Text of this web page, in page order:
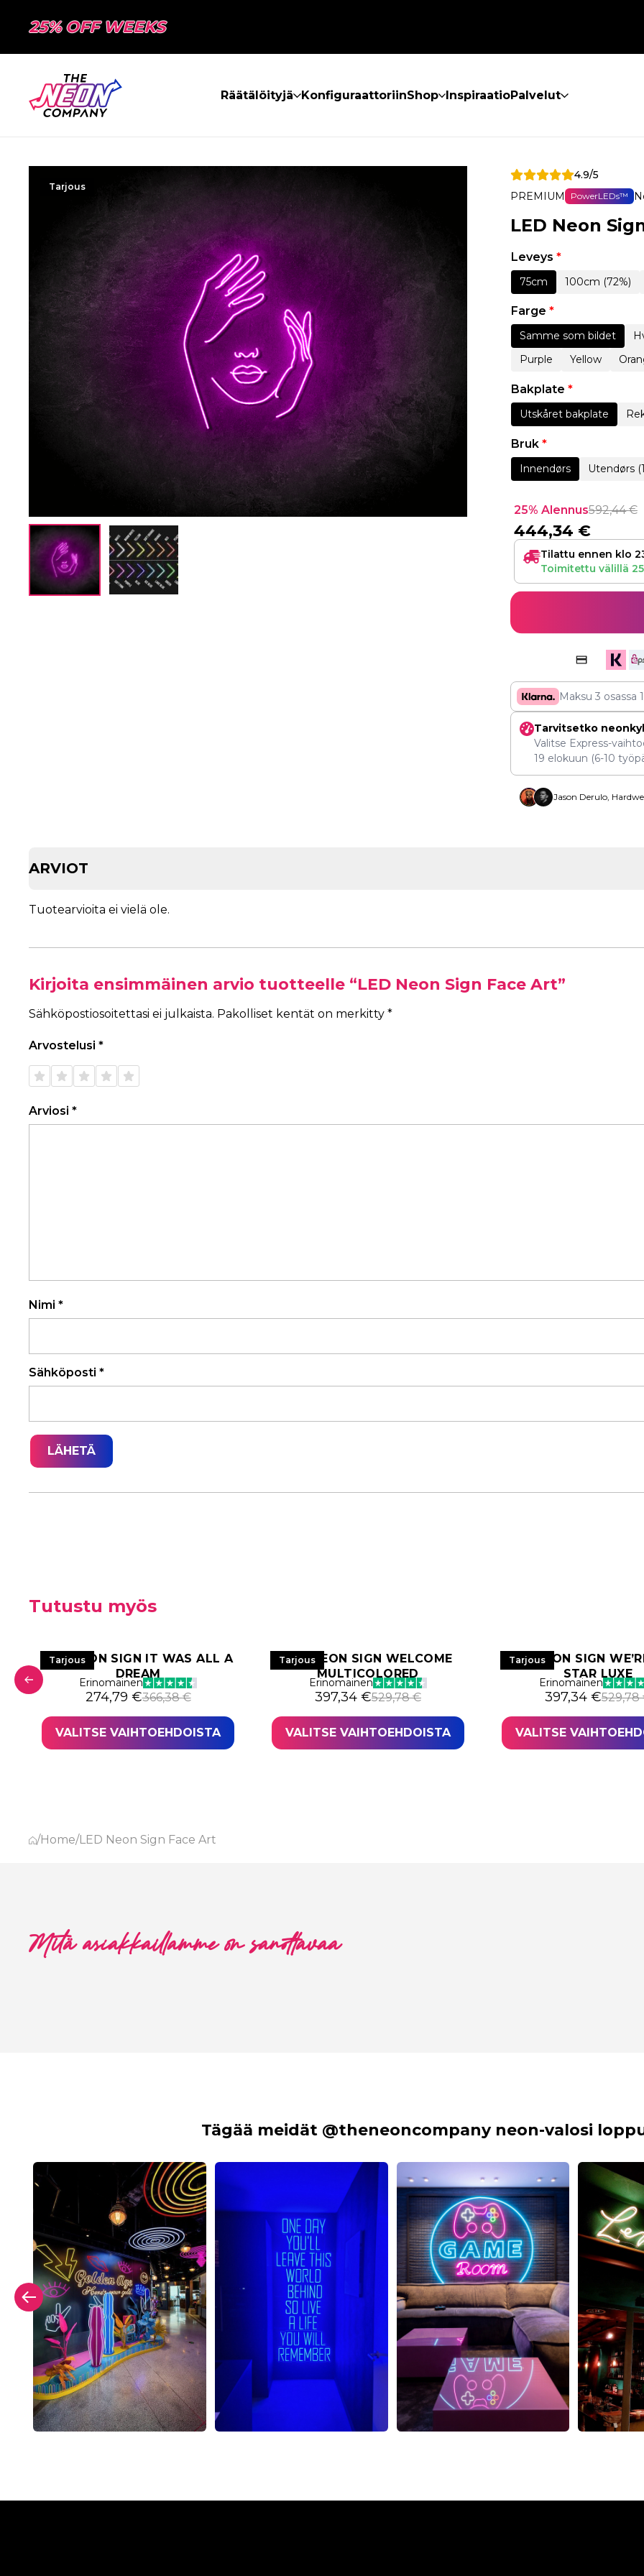
25% OFF WEEKS
Räätälöityjä KonfiguraattoriinShop InspiraatioPalvelut
Tarjous
4.9/5
PREMIUM
PowerLEDs™
LED Neon
Leveys *
75cm 100cm (72%)
Farge *
Samme som bildet
Purple
Yellow
Bakplate *
Utskåret bakplate
Bruk *
Innendørs Utendørs
25% Alennus592,44€
444,34 €
Tilattu ennen klo
Toimitettu välillä
Maksu 3 osassa
Tarvitsetko
Valitse Express-
19 elokuun (6-10
Jason Derulo,
ARVIOT
Tuotearvioita ei vielä ole.
Kirjoita ensimmäinen arvio tuotteelle “LED Neon Sign Face Art”
Sähköpostiosoitettasi ei julkaista. Pakolliset kentät on merkitty *
Arvostelusi *
1/5
tähteä
2/5
tähteä
3/5
tähteä
4/5
tähteä
5/5
tähteä
Arviosi *
Nimi *
Sähköposti *
Tutustu myös
€.
€.
Tarjous
LED NEON SIGN IT WAS ALL A
DREAM
Erinomainen
366,38€
Alkuperäinen hinta oli: 366,38 €.
274,79 €
Nykyinen hinta on: 274,79 €.
VALITSE VAIHTOEHDOISTA
Tarjous
LED NEON SIGN WELCOME
MULTICOLORED
Erinomainen
529,78€
Alkuperäinen hinta oli: 529,78 €.
397,34 €
Nykyinen hinta on: 397,34 €.
VALITSE VAIHTOEHDOISTA
Tarjous
LED NEON SIGN
STAR LUXE
Erinomainen
529,78
Alkuperäinen
397,34 €
Nykyinen hinta
VALITSE
/Home/LED Neon Sign Face Art
Mitä asiakkaillamme on sanottavaa
Tägää meidät @theneoncompany neon-valosi